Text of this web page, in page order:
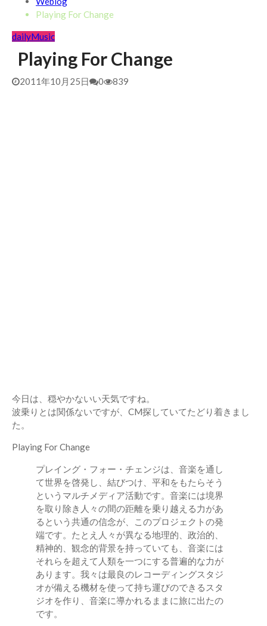
年7月28日
月4日
2026/5/25 御前崎方面 カレント強くブレイク続かず
2026年5月25日
2026/5/13 静波 ダンパー中心
Playing For Change
dailyMusic
Playing For Change
2011年10月25日 0 839
今日は、穏やかないい天気ですね。
波乗りとは関係ないですが、CM探していてたどり着きまし
た。
Playing For Change
プレイング・フォー・チェンジは、音楽を通し
て世界を啓発し、結びつけ、平和をもたらそう
というマルチメディア活動です。音楽には境界
を取り除き人々の間の距離を乗り越える力があ
るという共通の信念が、このプロジェクトの発
端です。たとえ人々が異なる地理的、政治的、
精神的、観念的背景を持っていても、音楽には
それらを超えて人類を一つにする普遍的な力が
あります。我々は最良のレコーディングスタジ
オが備える機材を使って持ち運びのできるスタ
ジオを作り、音楽に導かれるままに旅に出たの
です。